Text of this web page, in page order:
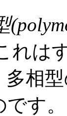
(
れは
相
す